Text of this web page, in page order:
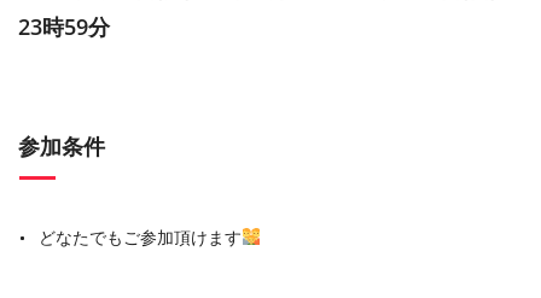
23時59分
参加条件
どなたでもご参加頂けます